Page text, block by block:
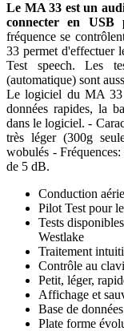
Le MA 33 est un
connecter en USB
fréquence se
33 permet d'effectuer
Test speech. Les
(automatique) sont
Le logiciel du MA 33
données rapides, la
dans le logiciel. -
très léger (300g
wobulés -
de 5 dB.
Conduction
Pilot Test pour
Tests
Westlake
Traitement
Contrôle au
Petit, léger,
Affichage et
Base de
Plate forme